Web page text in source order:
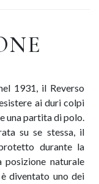
1931, il Reverso
ai duri colpi
una partita di polo.
su se stessa, il
durante la
naturale
diventato uno dei